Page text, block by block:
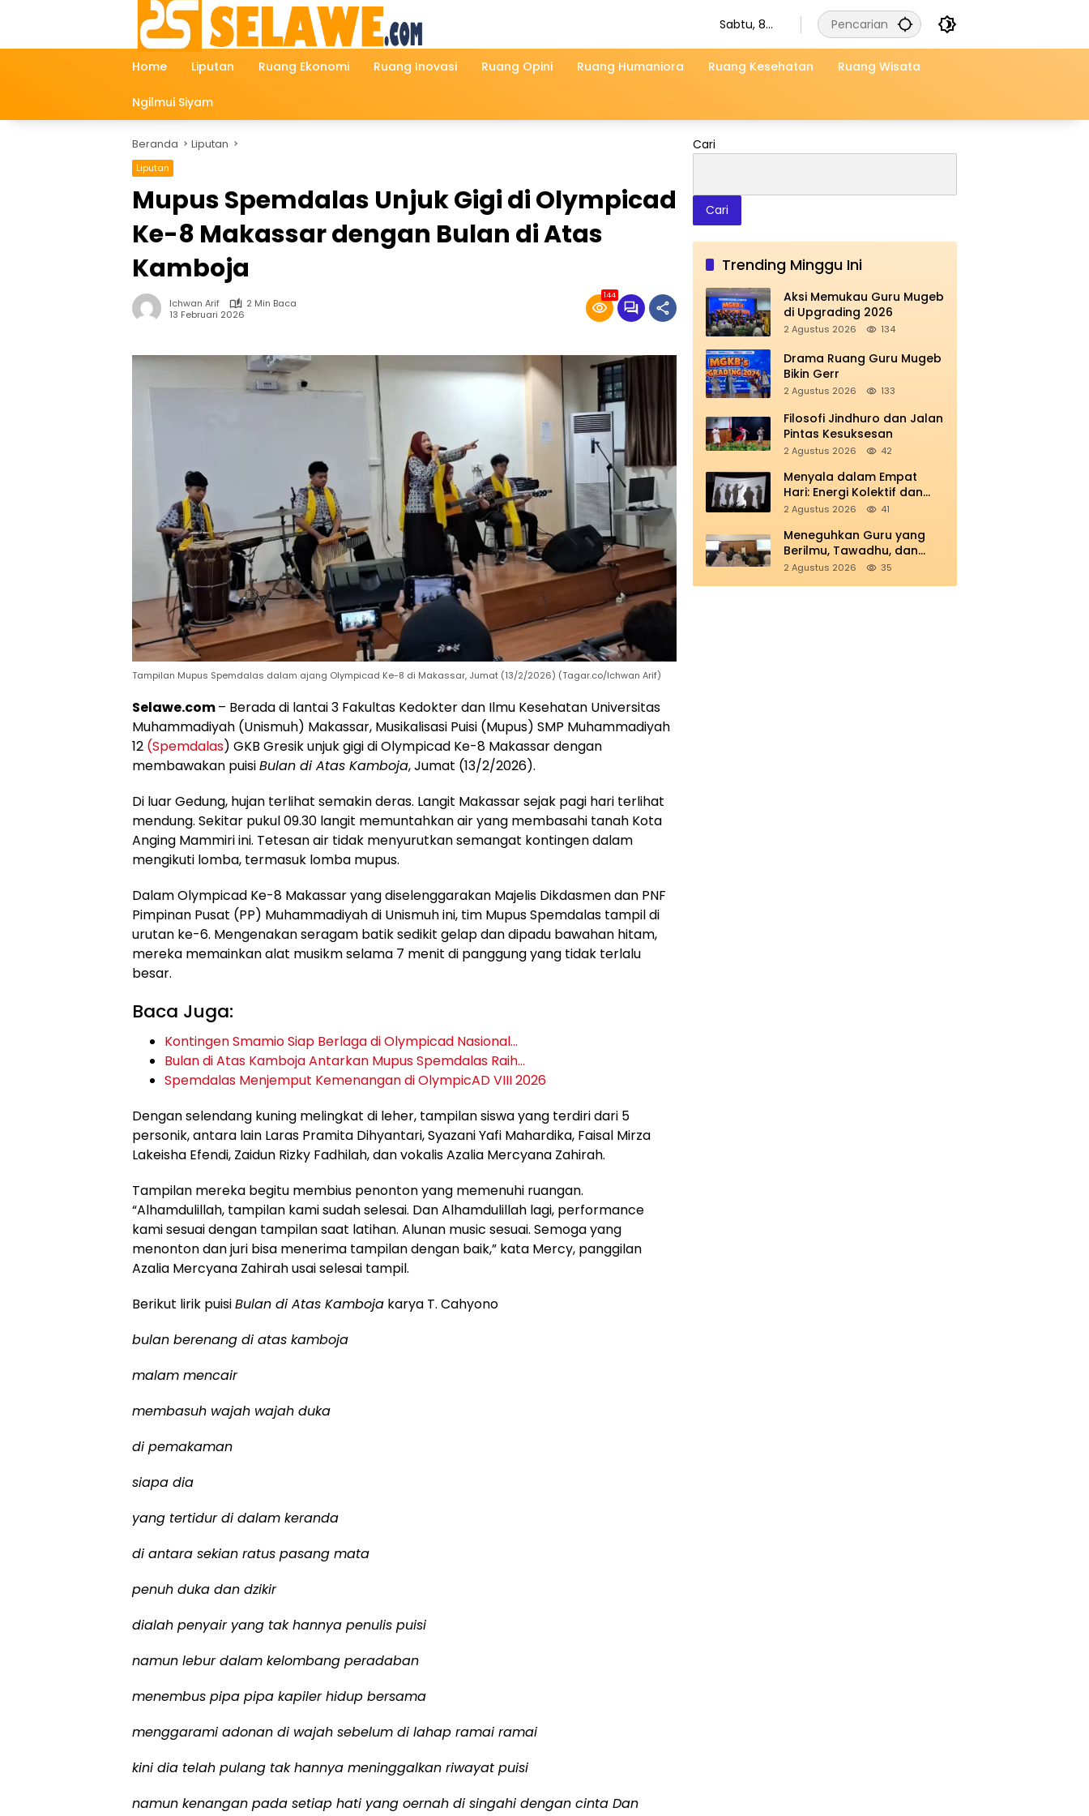
Sabtu, 8
Home Liputan Ruang Ekonomi Ruang Inovasi Ruang Opini Ruang Humaniora Ruang Kesehatan Ruang Wisata
Ngilmui Siyam
Beranda Liputan
Liputan
Mupus Spemdalas Unjuk Gigi di Olympicad
Ke-8 Makassar dengan Bulan di Atas
Kamboja
Ichwan Arif
2 Min Baca
13 Februari 2026
144
Tampilan Mupus Spemdalas dalam ajang Olympicad Ke-8 di Makassar, Jumat (13/2/2026) (Tagar.co/Ichwan Arif)
Selawe.com– Berada di lantai 3 Fakultas Kedokter dan Ilmu Kesehatan Universitas
Muhammadiyah (Unismuh) Makassar, Musikalisasi Puisi (Mupus) SMP Muhammadiyah
12 (Spemdalas) GKB Gresik unjuk gigi di Olympicad Ke-8 Makassar dengan
membawakan puisiBulan di Atas Kamboja, Jumat (13/2/2026).
Di luar Gedung, hujan terlihat semakin deras. Langit Makassar sejak pagi hari terlihat
mendung. Sekitar pukul 09.30 langit memuntahkan air yang membasahi tanah Kota
Anging Mammiri ini. Tetesan air tidak menyurutkan semangat kontingen dalam
mengikuti lomba, termasuk lomba mupus.
Dalam Olympicad Ke-8 Makassar yang diselenggarakan Majelis Dikdasmen dan PNF
Pimpinan Pusat (PP) Muhammadiyah di Unismuh ini, tim Mupus Spemdalas tampil di
urutan ke-6. Mengenakan seragam batik sedikit gelap dan dipadu bawahan hitam,
mereka memainkan alat musikm selama 7 menit di panggung yang tidak terlalu
besar.
Baca Juga:
Kontingen Smamio Siap Berlaga di Olympicad Nasional…
Bulan di Atas Kamboja Antarkan Mupus Spemdalas Raih…
Spemdalas Menjemput Kemenangan di OlympicAD VIII 2026
Dengan selendang kuning melingkat di leher, tampilan siswa yang terdiri dari 5
personik, antara lain Laras Pramita Dihyantari, Syazani Yafi Mahardika, Faisal Mirza
Lakeisha Efendi, Zaidun Rizky Fadhilah, dan vokalis Azalia Mercyana Zahirah.
Tampilan mereka begitu membius penonton yang memenuhi ruangan.
“Alhamdulillah, tampilan kami sudah selesai. Dan Alhamdulillah lagi, performance
kami sesuai dengan tampilan saat latihan. Alunan music sesuai. Semoga yang
menonton dan juri bisa menerima tampilan dengan baik,” kata Mercy, panggilan
Azalia Mercyana Zahirah usai selesai tampil.
Berikut lirik puisiBulan di Atas Kamboja karya T. Cahyono
bulan berenang di atas kamboja
malam mencair
membasuh wajah wajah duka
di pemakaman
siapa dia
yang tertidur di dalam keranda
di antara sekian ratus pasang mata
penuh duka dan dzikir
dialah penyair yang tak hannya penulis puisi
namun lebur dalam kelombang peradaban
menembus pipa pipa kapiler hidup bersama
menggarami adonan di wajah sebelum di lahap ramai ramai
kini dia telah pulang tak hannya meninggalkan riwayat puisi
namun kenangan pada setiap hati yang oernah di singahi dengan cinta Dan
Cari
Cari
Trending Minggu Ini
Aksi Memukau Guru Mugeb
di Upgrading 2026
2 Agustus 2026 134
Drama Ruang Guru Mugeb
Bikin Gerr
2 Agustus 2026 133
Filosofi Jindhuro dan Jalan
Pintas Kesuksesan
2 Agustus 2026 42
Menyala dalam Empat
Hari: Energi Kolektif dan
Refleksi Kemerdekaan di
2 Agustus 2026 41
Meneguhkan Guru yang
Berilmu, Tawadhu, dan
Berkarakter Ihsan
2 Agustus 2026 35